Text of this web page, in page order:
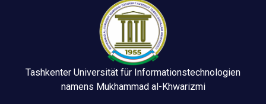
Tashkenter Universität für Informationstechnologien
namens Mukhammad al-Khwarizmi